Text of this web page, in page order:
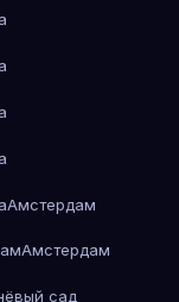
Амстердам
Амстердам
сад